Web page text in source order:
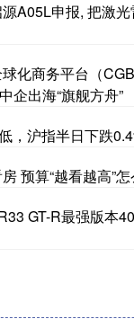
A05L申报, 把激
化商务平台（
企出海“旗舰方舟”
，沪指半日下跌
预算“越看越高”怎
GT-R最强版本